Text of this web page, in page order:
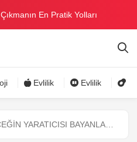
En Pratik Yolları
Miami’de tatilde
Evlilik Evlilik